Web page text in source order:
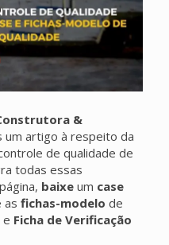
&
um artigo à respeito da
de qualidade de
todas essas
baixeum case
as fichas-modelo de
e Ficha de Verificação